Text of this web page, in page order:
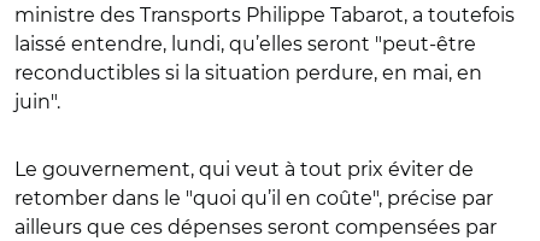
ministre des Transports Philippe Tabarot, a toutefois
laissé entendre, lundi, qu’elles seront "peut-être
reconductibles si la situation perdure, en mai, en
juin".
Le gouvernement, qui veut à tout prix éviter de
retomber dans le "quoi qu’il en coûte", précise par
ailleurs que ces dépenses seront compensées par